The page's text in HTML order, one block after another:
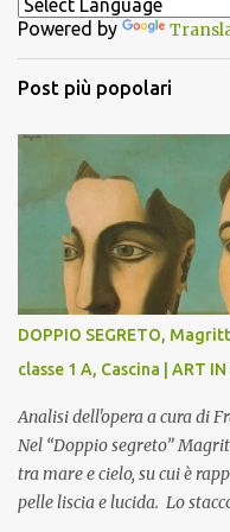
i
Powered by
Post più popolari
DOPPIO SEGRETO,
classe 1 A, Cascina | ART IN
Analisi dell'opera a cura di
Nel “Doppio segreto”
tra mare e cielo, su cui è
pelle liscia e lucida. Lo